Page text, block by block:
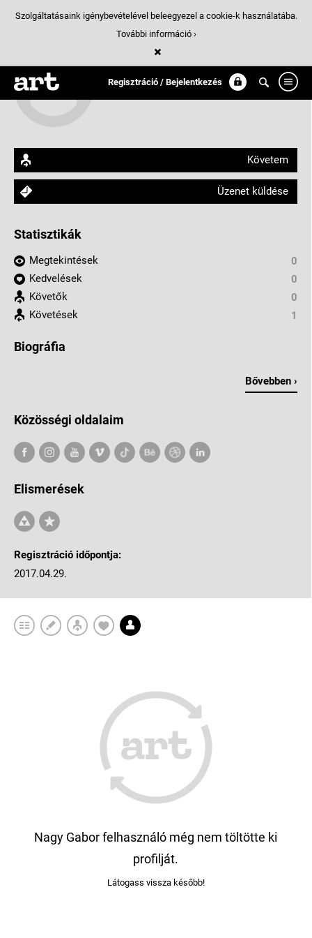
Regisztráció / Bejelentkezés
Nagy Gabor
arthungry.com/drng
Követem
Üzenet küldése
Statisztikák
Megtekintések
0
Kedvelések
0
Követők
0
Követések
1
Biográfia
Bővebben ›
Közösségi oldalaim
Elismerések
Regisztráció időpontja:
2017.04.29.
Nagy Gabor felhasználó még nem töltötte ki
profilját.
Látogass vissza később!
Szolgáltatásaink igénybevételével beleegyezel a cookie-k használatába.
További információ ›